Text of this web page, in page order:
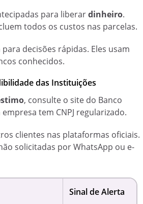
para liberardinheiro.
todos os custos nas parcelas.
decisões rápidas. Eles usam
conhecidos.
das Instituições
, consulte o site do Banco
tem CNPJ regularizado.
clientes nas plataformas oficiais.
solicitadas por WhatsApp ou e-
Sinal de Alerta